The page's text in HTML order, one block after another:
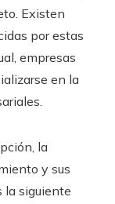
Existen
por estas
empresas
en la
la
y sus
la siguiente